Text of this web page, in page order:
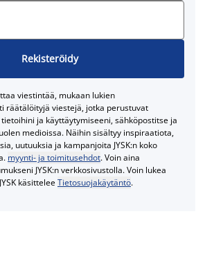
Rekisteröidy
viestintää, mukaan lukien
räätälöityjä viestejä, jotka perustuvat
ja käyttäytymiseeni, sähköpostitse ja
medioissa. Näihin sisältyy inspiraatiota,
uutuuksia ja kampanjoita JYSK:n koko
myynti- ja toimitusehdot. Voin aina
JYSK:n verkkosivustolla. Voin lukea
käsitteleeTietosuojakäytäntö.